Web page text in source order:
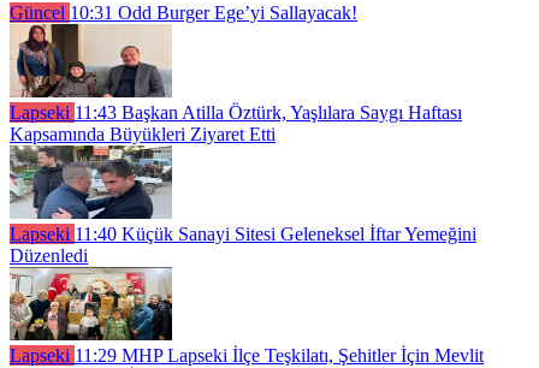
Güncel 10:31 Odd Burger Ege’yi Sallayacak!
Lapseki 11:43 Başkan Atilla Öztürk, Yaşlılara Saygı Haftası
Kapsamında Büyükleri Ziyaret Etti
Lapseki 11:40 Küçük Sanayi Sitesi Geleneksel İftar Yemeğini
Düzenledi
Lapseki 11:29 MHP Lapseki İlçe Teşkilatı, Şehitler İçin Mevlit